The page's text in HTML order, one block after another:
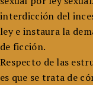
interdicción del
ley e instaura la
de ficción.
Respecto de las
es que se trata de